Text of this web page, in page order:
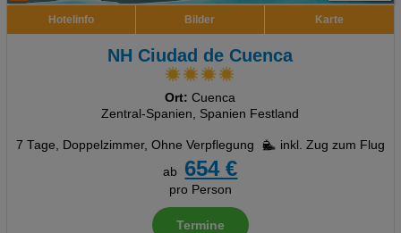
Hotelinfo Bilder Karte
NH Ciudad de Cuenca
Ort: Cuenca
Zentral-Spanien, Spanien Festland
7 Tage, Doppelzimmer, Ohne Verpflegung
inkl. Zug zum Flug
ab
654 €
pro Person
Termine